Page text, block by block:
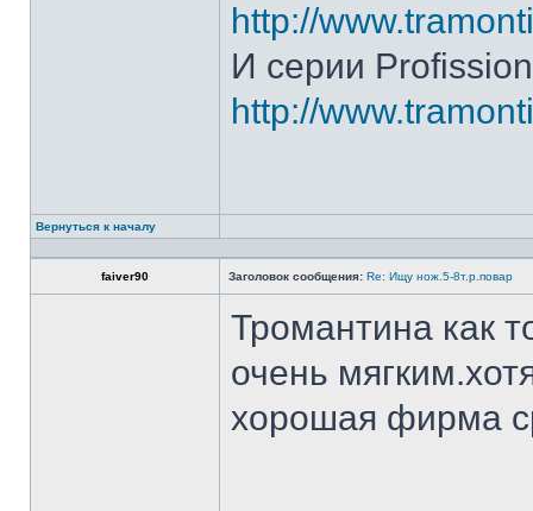
http://
И серии
http://
Вернуться к началу
faiver90 Заголовок сообщения: Re: Ищу нож.5-8т.р.повар
Тромантина как
очень
хорошая фирма